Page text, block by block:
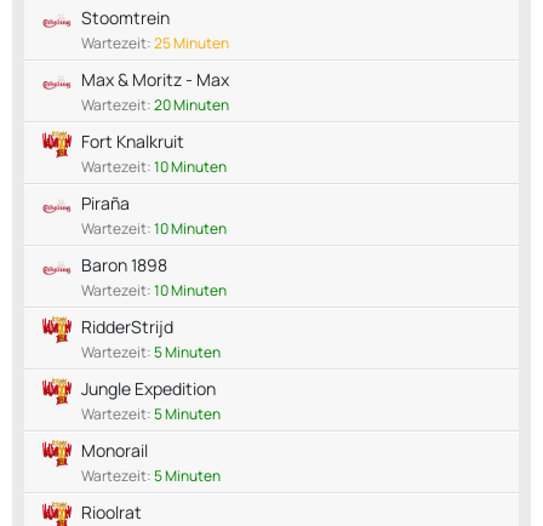
Stoomtrein
Wartezeit:25 Minuten
Max & Moritz - Max
Wartezeit:20 Minuten
Fort Knalkruit
Wartezeit:10 Minuten
Piraña
Wartezeit:10 Minuten
Baron 1898
Wartezeit:10 Minuten
RidderStrijd
Wartezeit:5 Minuten
Jungle Expedition
Wartezeit:5 Minuten
Monorail
Wartezeit:5 Minuten
Rioolrat